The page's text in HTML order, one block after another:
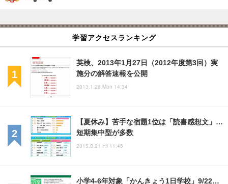
学習アクセスランキング
英検、2013年1月27日（2012年度第3回）実
施分の解答速報を公開
2013.1.28 Mon 14:34
【夏休み】苦手な宿題1位は「読書感想文」…
短期集中型が多数
2015.8.21 Fri 11:45
小学4-6年対象「かんきょう1日学校」9/22…